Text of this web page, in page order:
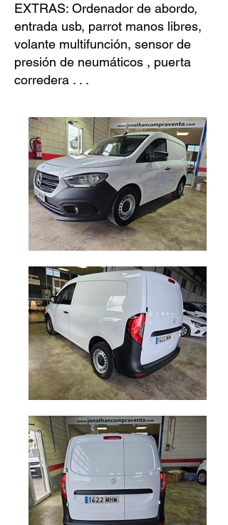
EXTRAS: Ordenador de abordo,
entrada usb, parrot manos libres,
volante multifunción, sensor de
presión de neumáticos , puerta
corredera . . .